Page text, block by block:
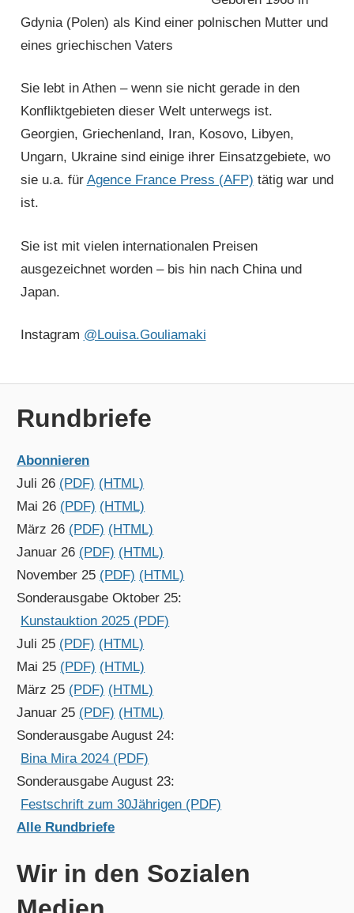
Gdynia (Polen) als Kind einer polnischen Mutter und
eines griechischen Vaters
Sie lebt in Athen – wenn sie nicht gerade in den
Konfliktgebieten dieser Welt unterwegs ist.
Georgien, Griechenland, Iran, Kosovo, Libyen,
Ungarn, Ukraine sind einige ihrer Einsatzgebiete, wo
sie u.a. für Agence France Press (AFP) tätig war und
ist.
Sie ist mit vielen internationalen Preisen
ausgezeichnet worden – bis hin nach China und
Japan.
Instagram @Louisa.Gouliamaki
Rundbriefe
Abonnieren
Juli 26 (PDF) (HTML)
Mai 26 (PDF) (HTML)
März 26 (PDF) (HTML)
Januar 26 (PDF) (HTML)
November 25 (PDF) (HTML)
Sonderausgabe Oktober 25:
Kunstauktion 2025 (PDF)
Juli 25 (PDF) (HTML)
Mai 25 (PDF) (HTML)
März 25 (PDF) (HTML)
Januar 25 (PDF) (HTML)
Sonderausgabe August 24:
Bina Mira 2024 (PDF)
Sonderausgabe August 23:
Festschrift zum 30Jährigen (PDF)
Alle Rundbriefe
Wir in den Sozialen